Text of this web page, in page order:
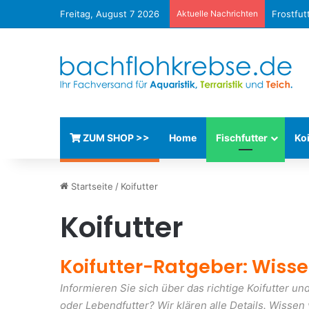
Freitag, August 7 2026 Aktuelle Nachrichten
ZUM SHOP >> Home Fischfutter
Startseite / Koifutter
Koifutter
Koifutter-Ratgeber:
Informieren Sie sich über das richtige Koifutter
oder Lebendfutter? Wir klären alle Details.